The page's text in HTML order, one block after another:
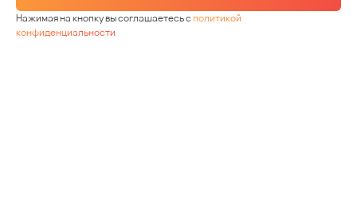
Нажимая на кнопку вы соглашаетесь сполитикой
конфиденциальности